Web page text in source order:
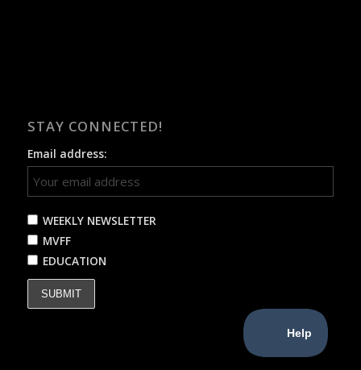
STAY CONNECTED!
Email address:
WEEKLY NEWSLETTER
MVFF
EDUCATION